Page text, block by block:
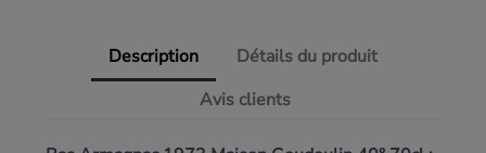
Description
Détails du produit
Avis clients